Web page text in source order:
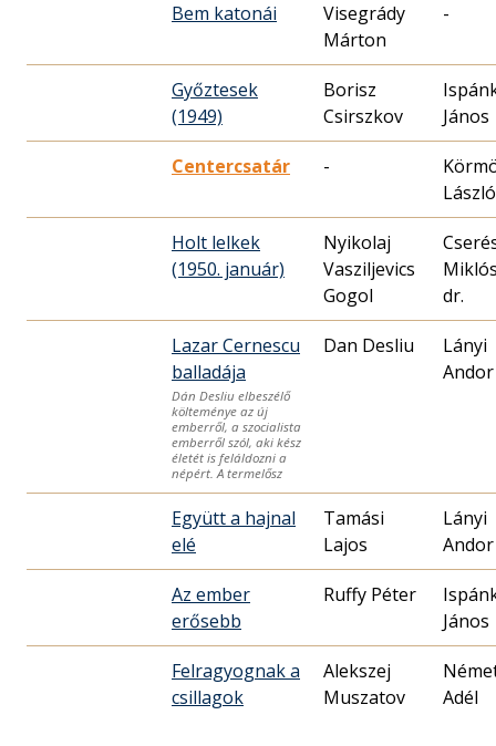
Bem katonái
Visegrády
Márton
-
Győztesek
(1949)
Borisz
Csirszkov
János
Centercsatár -
Holt lelkek
(1950. január)
Nyikolaj
Vasziljevics
Gogol
dr.
Lazar Cernescu
balladája
Dán Desliu elbeszélő
költeménye az új
emberről, a szocialista
emberről szól, aki kész
életét is feláldozni a
népért. A termelősz
Dan Desliu
Lányi
Andor
Együtt a hajnal
elé
Tamási
Lajos
Lányi
Andor
Az ember
erősebb
Ruffy Péter
János
Felragyognak a
csillagok
Alekszej
Muszatov
Adél